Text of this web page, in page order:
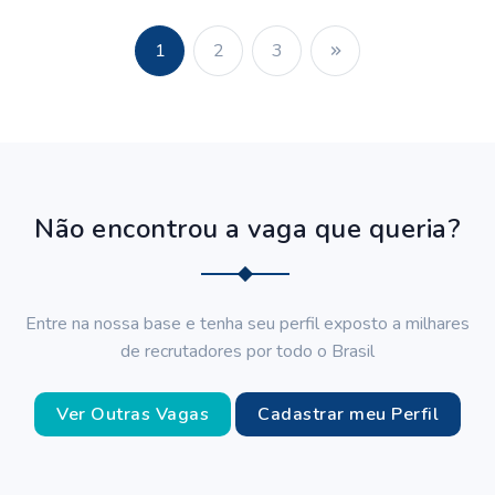
1 2 3
Não encontrou a vaga que queria?
Entre na nossa base e tenha seu perfil exposto a milhares
de recrutadores por todo o Brasil
Ver Outras Vagas Cadastrar meu Perfil